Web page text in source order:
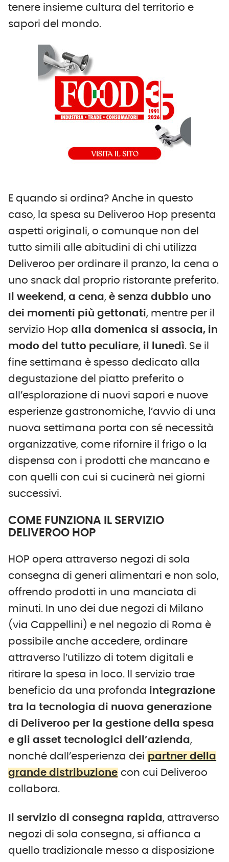
tenere insieme cultura del territorio e
sapori del mondo.
E quando si ordina? Anche in questo
caso, la spesa su Deliveroo Hop presenta
aspetti originali, o comunque non del
tutto simili alle abitudini di chi utilizza
Deliveroo per ordinare il pranzo, la cena o
uno snack dal proprio ristorante preferito.
Il weekend , a cena, è senza dubbio uno
dei momenti più gettonati, mentre per il
servizio Hop alla domenica si associa, in
modo del tutto peculiare, il lunedì. Se il
fine settimana è spesso dedicato alla
degustazione del piatto preferito o
all’esplorazione di nuovi sapori e nuove
esperienze gastronomiche, l’avvio di una
nuova settimana porta con sé necessità
organizzative, come rifornire il frigo o la
dispensa con i prodotti che mancano e
con quelli con cui si cucinerà nei giorni
successivi.
COME FUNZIONA IL SERVIZIO
DELIVEROO HOP
HOP opera attraverso negozi di sola
consegna di generi alimentari e non solo,
offrendo prodotti in una manciata di
minuti. In uno dei due negozi di Milano
(via Cappellini) e nel negozio di Roma è
possibile anche accedere, ordinare
attraverso l’utilizzo di totem digitali e
ritirare la spesa in loco. Il servizio trae
beneficio da una profonda integrazione
tra la tecnologia di nuova generazione
di Deliveroo per la gestione della spesa
e gli asset tecnologici dell’azienda,
nonché dall’esperienza dei partner della
grande distribuzione con cui Deliveroo
collabora.
Il servizio di consegna rapida, attraverso
negozi di sola consegna, si affianca a
quello tradizionale messo a disposizione